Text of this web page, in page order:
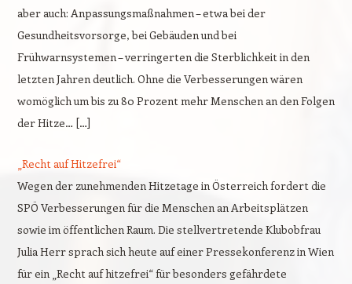
aber auch: Anpassungsmaßnahmen – etwa bei der
Gesundheitsvorsorge, bei Gebäuden und bei
Frühwarnsystemen – verringerten die Sterblichkeit in den
letzten Jahren deutlich. Ohne die Verbesserungen wären
womöglich um bis zu 80 Prozent mehr Menschen an den Folgen
der Hitze… […]
„Recht auf Hitzefrei“
Wegen der zunehmenden Hitzetage in Österreich fordert die
SPÖ Verbesserungen für die Menschen an Arbeitsplätzen
sowie im öffentlichen Raum. Die stellvertretende Klubobfrau
Julia Herr sprach sich heute auf einer Pressekonferenz in Wien
für ein „Recht auf hitzefrei“ für besonders gefährdete